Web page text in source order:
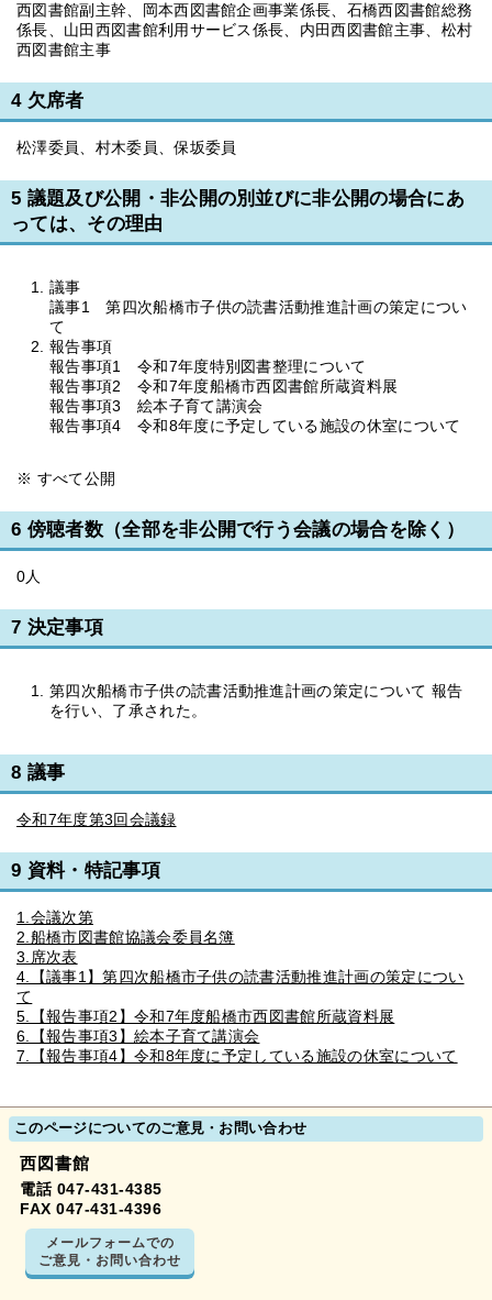
西図書館副主幹、岡本西図書館企画事業係長、石橋西図書館総務
係長、山田西図書館利用サービス係長、内田西図書館主事、松村
西図書館主事
4 欠席者
松澤委員、村木委員、保坂委員
5 議題及び公開・非公開の別並びに非公開の場合にあ
っては、その理由
議事
議事1 第四次船橋市子供の読書活動推進計画の策定につい
て
報告事項
報告事項1 令和7年度特別図書整理について
報告事項2 令和7年度船橋市西図書館所蔵資料展
報告事項3 絵本子育て講演会
報告事項4 令和8年度に予定している施設の休室について
※ すべて公開
6 傍聴者数（全部を非公開で行う会議の場合を除く）
0人
7 決定事項
第四次船橋市子供の読書活動推進計画の策定について 報告
を行い、了承された。
8 議事
令和7年度第3回会議録
9 資料・特記事項
1.会議次第
2.船橋市図書館協議会委員名簿
3.席次表
4.【議事1】第四次船橋市子供の読書活動推進計画の策定につい
て
5.【報告事項2】令和7年度船橋市西図書館所蔵資料展
6.【報告事項3】絵本子育て講演会
7.【報告事項4】令和8年度に予定している施設の休室について
このページについてのご意見・お問い合わせ
西図書館
電話 047-431-4385
FAX 047-431-4396
メールフォームでの
ご意見・お問い合わせ